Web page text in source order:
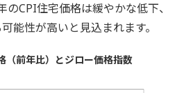
CPI住宅価格は緩やかな低下、
能性が高いと見込まれます。
（前年比）とジロー価格指数